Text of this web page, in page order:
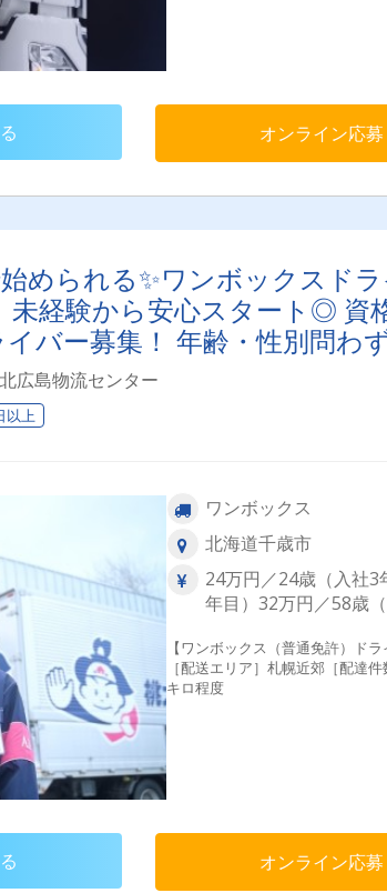
オンライン応募
められる✨ワンボックスド
未経験から安心スタート◎ 資
バー募集！ 年齢・性別問わ
広島物流センター
以上
ワンボックス
北海道千歳市
24万円／24歳（入社
年目）32万円／58歳（
【ワンボックス（普通免許）
［配送エリア］札幌近郊［配達
キロ程度
オンライン応募